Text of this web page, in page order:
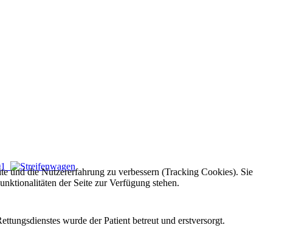
wurde der Patient betreut und erstversorgt.
und die Nutzererfahrung zu verbessern (Tracking Cookies). Sie
der Seite zur Verfügung stehen.